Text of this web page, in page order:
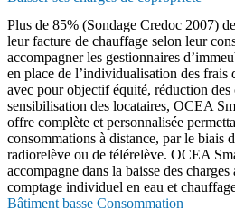
Plus de 85% (Sondage Credoc 2007)
leur facture de chauffage selon leur
accompagner les gestionnaires
en place de l’individualisation des frais
avec pour objectif équité, réduction des
sensibilisation des locataires, OCEA
offre complète et personnalisée
consommations à distance, par le biais
radiorelève ou de télérelève. OCEA
accompagne dans la baisse des
comptage individuel en eau et
Bâtiment basse Consommation